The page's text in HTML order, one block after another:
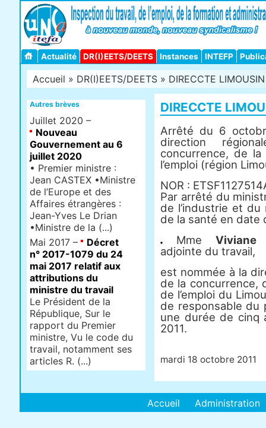
Actualité DR(I)EETS/DEETS Instances INTEFP
Accueil » DR(I)EETS/DEETS » DIRECCTE
DIRECCTE
Arrêté du 6
direction
concurrence, de
l’emploi (région
NOR :
Par arrêté du
de l’industrie et du
de la santé en date
Mme Viviane
adjointe du travail,
est nommée à la
de la concurrence,
de l’emploi du
de responsable du
une durée de cinq
2011.
mardi 18 octobre 2011
Autres brèves
Juillet 2020 –
Nouveau
Gouvernement au 6
juillet 2020
• Premier ministre :
Jean CASTEX •Ministre
de l’Europe et des
Affaires étrangères :
Jean-Yves Le Drian
•Ministre de la (...)
Mai 2017 –
Décret
n° 2017-1079 du 24
mai 2017 relatif aux
attributions du
ministre du travail
Le Président de la
République, Sur le
rapport du Premier
ministre, Vu le code du
travail, notamment ses
articles R. (...)
Accueil Administration